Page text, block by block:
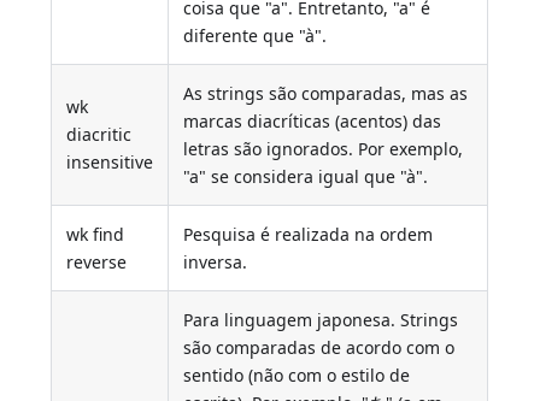
coisa que "a". Entretanto, "a" é
diferente que "à".
wk
diacritic
insensitive
As strings são comparadas, mas as
marcas diacríticas (acentos) das
letras são ignorados. Por exemplo,
"a" se considera igual que "à".
wk find
reverse
Pesquisa é realizada na ordem
inversa.
Para linguagem japonesa. Strings
são comparadas de acordo com o
sentido (não com o estilo de